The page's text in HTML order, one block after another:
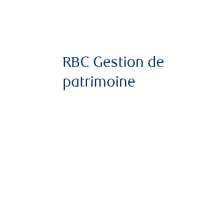
RBC Gestion de
patrimoine